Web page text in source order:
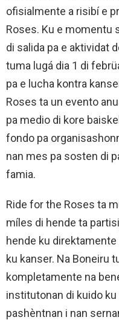
ofisialmente a risibí e
Roses. Ku e momentu
di salida pa e aktividat
tuma lugá dia 1 di
pa e lucha kontra
Roses ta un evento
pa medio di kore
fondo pa
nan mes pa sosten di
famia.
Ride for the Roses ta
míles di hende ta
hende ku
ku kanser. Na Boneiru
kompletamente na
institutonan di kuido
pashèntnan i nan